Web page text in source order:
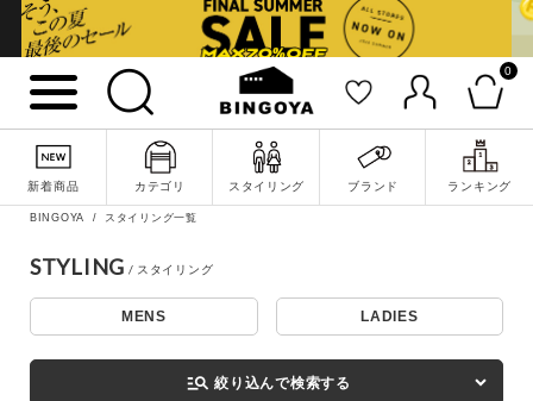
0
新着商品 カテゴリ スタイリング ブランド ランキング
詳細検索
キーワード
BINGOYA スタイリング一覧
STYLING
MENS LADIES
manage_search 絞り込んで検索する